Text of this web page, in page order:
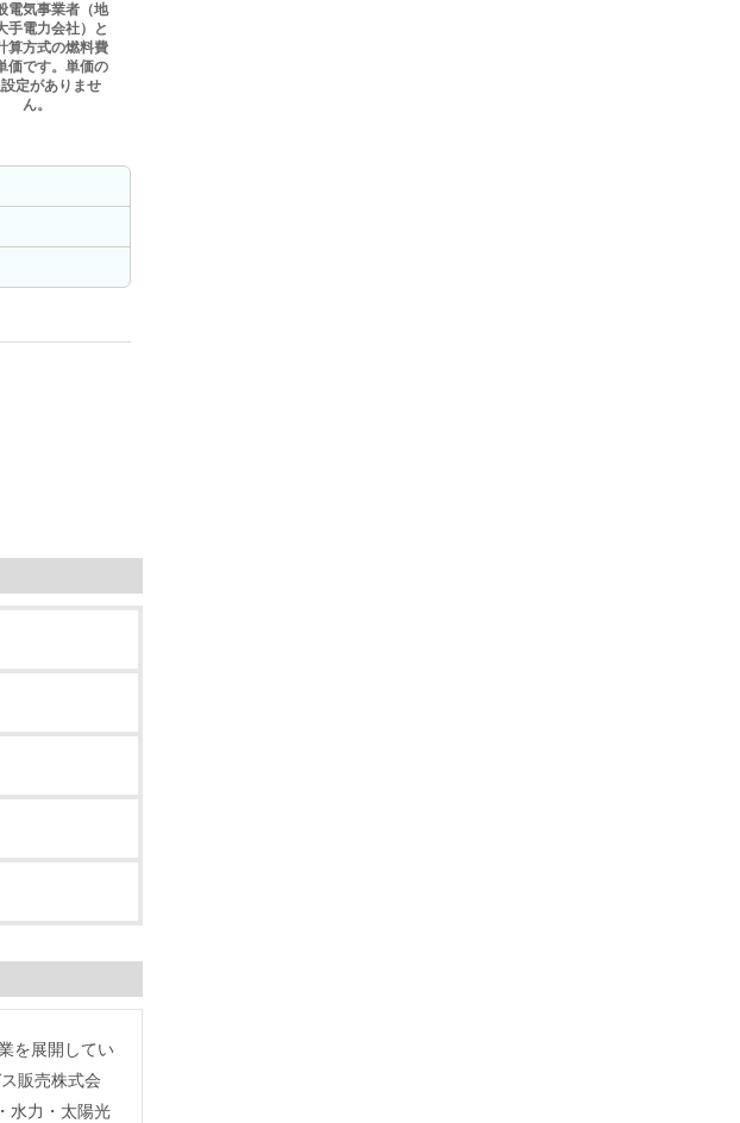
電気事業者（地
手電力会社）と
算方式の燃料費
価です。単価の
定がありませ
ん。
を展開してい
販売株式会
水力・太陽光